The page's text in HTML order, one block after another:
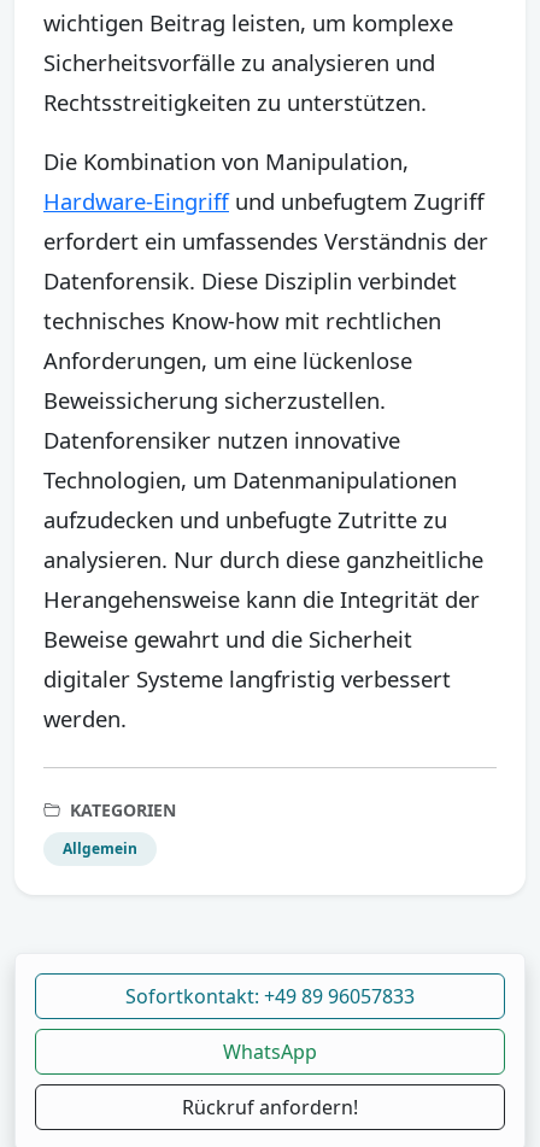
wichtigen Beitrag leisten, um komplexe
Sicherheitsvorfälle zu analysieren und
Rechtsstreitigkeiten zu unterstützen.
Die Kombination von Manipulation,
Hardware-Eingriffund unbefugtem Zugriff
erfordert ein umfassendes Verständnis der
Datenforensik. Diese Disziplin verbindet
technisches Know-how mit rechtlichen
Anforderungen, um eine lückenlose
Beweissicherung sicherzustellen.
Datenforensiker nutzen innovative
Technologien, um Datenmanipulationen
aufzudecken und unbefugte Zutritte zu
analysieren. Nur durch diese ganzheitliche
Herangehensweise kann die Integrität der
Beweise gewahrt und die Sicherheit
digitaler Systeme langfristig verbessert
werden.
KATEGORIEN
Allgemein
Sofortkontakt: +49 89 96057833
WhatsApp
Rückruf anfordern!